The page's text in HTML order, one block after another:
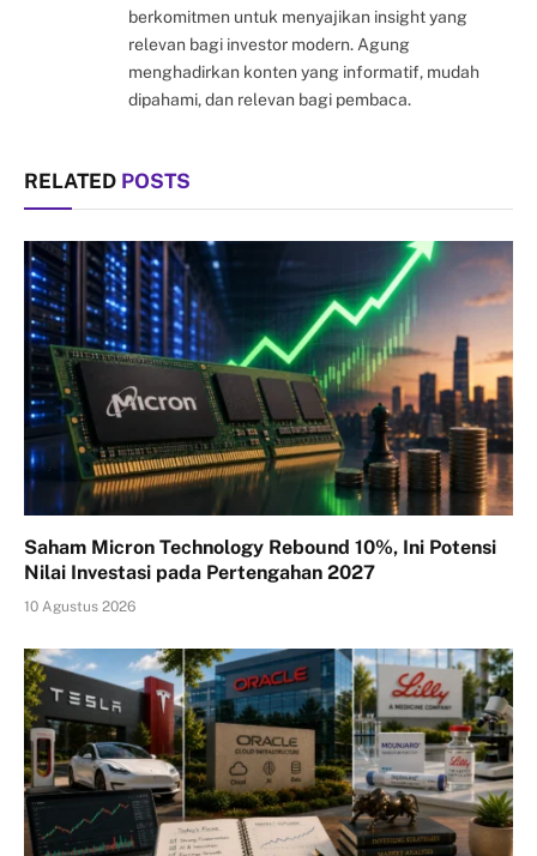
berkomitmen untuk menyajikan insight yang
relevan bagi investor modern. Agung
menghadirkan konten yang informatif, mudah
dipahami, dan relevan bagi pembaca.
RELATED POSTS
Saham Micron Technology Rebound 10%, Ini Potensi
Nilai Investasi pada Pertengahan 2027
10 Agustus 2026